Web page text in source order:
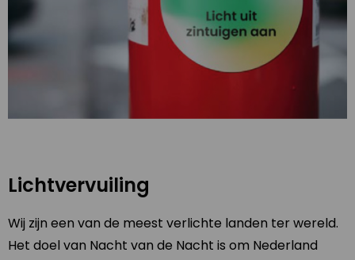
Lichtvervuiling
Wij zijn een van de meest verlichte landen ter wereld.
Het doel van Nacht van de Nacht is om Nederland